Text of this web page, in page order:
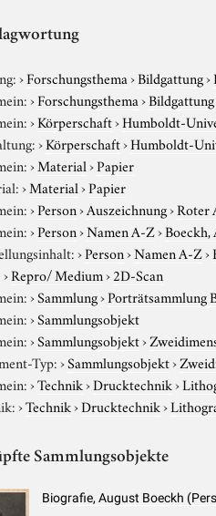
›Forschungsthema›Bildgattung›
›Forschungsthema›Bildgattung
›Körperschaft›Humboldt-
›Körperschaft›Humboldt-
›Material›Papier
›Material›Papier
›Person›Auszeichnung›Roter
›Person›Namen A-Z›Boeckh,
›Person›Namen A-Z›
›Repro/ Medium›2D-Scan
›Sammlung›Porträtsammlung
›Sammlungsobjekt
›Sammlungsobjekt›
Typ:›Sammlungsobjekt›
›Technik›Drucktechnik›
›Technik›Drucktechnik›
Sammlungsobjekte
Biografie, August Boeckh